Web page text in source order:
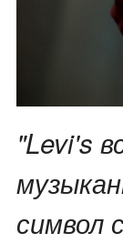
"Levi's
символ